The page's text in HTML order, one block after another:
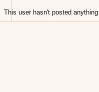
This user hasn't posted